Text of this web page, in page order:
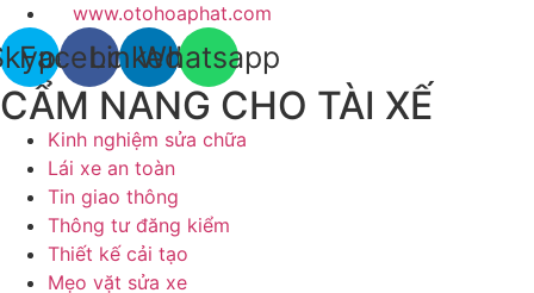
www.otohoaphat.com
Facebook
Linkedin
Whatsapp
CẨM NANG CHO TÀI XẾ
Kinh nghiệm sửa chữa
Lái xe an toàn
Tin giao thông
Thông tư đăng kiểm
Thiết kế cải tạo
Mẹo vặt sửa xe